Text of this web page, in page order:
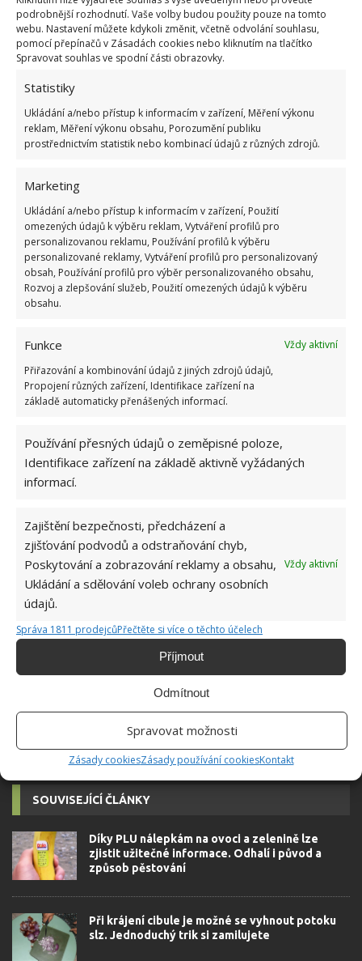
podrobnější rozhodnutí. Vaše volby budou použity pouze na tomto
webu. Nastavení můžete kdykoli změnit, včetně odvolání souhlasu,
pomocí přepínačů v Zásadách cookies nebo kliknutím na tlačítko
Spravovat souhlas ve spodní části obrazovky.
Statistiky
Ukládání a/nebo přístup k informacím v zařízení, Měření výkonu
reklam, Měření výkonu obsahu, Porozumění publiku
prostřednictvím statistik nebo kombinací údajů z různých zdrojů.
Marketing
Ukládání a/nebo přístup k informacím v zařízení, Použití
omezených údajů k výběru reklam, Vytváření profilů pro
personalizovanou reklamu, Používání profilů k výběru
personalizované reklamy, Vytváření profilů pro personalizovaný
obsah, Používání profilů pro výběr personalizovaného obsahu,
Rozvoj a zlepšování služeb, Použití omezených údajů k výběru
obsahu.
Funkce
Vždy aktivní
Přiřazování a kombinování údajů z jiných zdrojů údajů,
Propojení různých zařízení, Identifikace zařízení na
základě automaticky přenášených informací.
Používání přesných údajů o zeměpisné poloze,
Identifikace zařízení na základě aktivně vyžádaných
informací.
Zajištění bezpečnosti, předcházení a
zjišťování podvodů a odstraňování chyb,
Poskytování a zobrazování reklamy a obsahu,
Ukládání a sdělování voleb ochrany osobních
údajů.
Vždy aktivní
Správa 1811 prodejcůPřečtěte si více o těchto účelech
Příjmout
Odmítnout
Spravovat možnosti
Zásady cookiesZásady používání cookiesKontakt
už zmiňovali, roli hraje vlhkost a teplota. Prostor by
měl mít dleJímeJinaknejlépe teplotu 2–8 stupňů
Celsia, dost vzduchu a lehkou vlhkost.
dávejte do sklepa do tmy a chladu
jedovatým klíčkům. Česnek s cibulí potřebují
rovnováhu, tedy nízkou teplotu a vlhkost. Vždycky se
však vyhýbejte smrtící kombinaci, tedy vlhkému,
SKLADOVÁNÍ ZELENINA
Jiří Kolář
univerzity, který je již od malička
velkým kutilem. V podstatě vše, co je
možné najít v j...
SOUVISEJÍCÍ ČLÁNKY
Díky PLU nálepkám na ovoci a zelenině lze
zjistit užitečné informace. Odhalí i původ a
způsob pěstování
Při krájení cibule je možné se vyhnout potoku
slz. Jednoduchý trik si zamilujete